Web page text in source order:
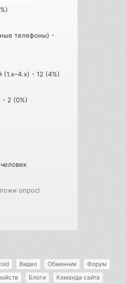
телефоны) -
- 12 (4%)
- 2 (0%)
опрос!
Видео Обменник
Форум
Блоги Команда сайта